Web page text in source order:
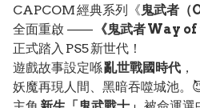
CAPCOM 經典系列《鬼武者
全面重啟 —— 《鬼武者 Way
正式踏入 PS5 新世代！
遊戲故事設定喺亂世戰國時代 ，
妖魔再現人間、黑暗吞噬城池。